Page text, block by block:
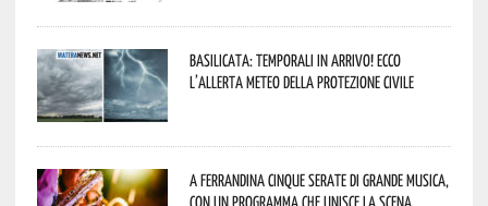
Basilicata: temporali in arrivo! Ecco
l’allerta meteo della Protezione civile
A Ferrandina cinque serate di grande musica,
con un programma che unisce la scena